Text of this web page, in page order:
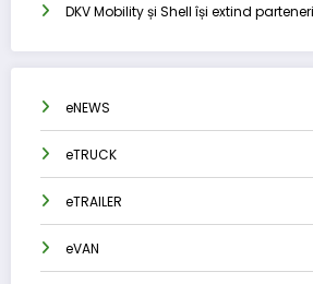
DKV Mobility și Shell își extind
eNEWS
eTRUCK
eTRAILER
eVAN